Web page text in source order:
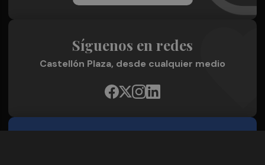
Síguenos en redes
Castellón Plaza, desde cualquier medio